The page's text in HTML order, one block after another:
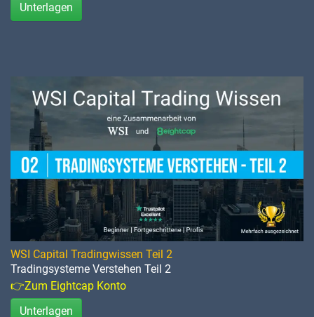
Unterlagen
WSI Capital Tradingwissen Teil 2
Tradingsysteme Verstehen Teil 2
👉Zum Eightcap Konto
Unterlagen